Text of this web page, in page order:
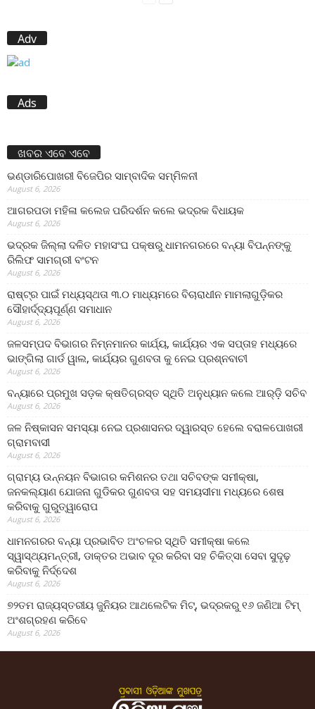
Adv
Ads
ଖବର ଏବେ ଏବେ
ଭଣ୍ଡାରିପୋଖରୀ ବିଜେପିର ସାମ୍ବାଦିକ ସମ୍ମିଳନୀ
August 6, 2026
ଆଗରପଡା ମହିଳା କଲେଜ ପରିଦର୍ଶନ କଲେ ଭଦ୍ରକ ବିଧାୟକ
August 6, 2026
ଭଦ୍ରକ ଜିଲ୍ଲା ଦଳିତ ମହାସଂଘ ପକ୍ଷରୁ ଧାମନଗରରେ ବନ୍ୟା ବିପନ୍ନଙ୍କୁ
ରିଲିଫ ସାମଗ୍ରୀ ବଂଟନ
August 6, 2026
ରାଷ୍ଟ୍ର ପାଇଁ ମଧ୍ୟସ୍ଥତା ୩.୦ ମାଧ୍ୟମରେ ବିଚାରାଧୀନ ମାମଲାଗୁଡ଼ିକର
ସୌହାର୍ଦ୍ଦ୍ୟପୂର୍ଣ୍ଣ ସମାଧାନ
August 6, 2026
ଜଳସମ୍ପଦ ବିଭାଗର ନିମ୍ନମାନର କାର୍ଯ୍ୟ, କାର୍ଯ୍ୟର ଏକ ସପ୍ତାହ ମଧ୍ୟରେ
ଭାଙ୍ଗିଲା ଗାର୍ଡ ୱାଲ, କାର୍ଯ୍ୟର ଗୁଣବତା କୁ ନେଇ ପ୍ରଶ୍ନବାଚୀ
August 6, 2026
ବନ୍ୟାରେ ପ୍ରମୁଖ ସଡ଼କ କ୍ଷତିଗ୍ରସ୍ତ ସ୍ଥିତି ଅନୁଧ୍ୟାନ କଲେ ଆର୍‌ଡ଼ି ସଚିବ
August 6, 2026
ଜଳ ନିଷ୍କାସନ ସମସ୍ୟା ନେଇ ପ୍ରଶାସନର ଦ୍ୱାରସ୍ତ ହେଲେ ବରାଳପୋଖରୀ
ଗ୍ରାମବାସୀ
August 6, 2026
ଗ୍ରାମ୍ୟ ଉନ୍ନୟନ ବିଭାଗର କମିଶନର ତଥା ସଚିବଙ୍କ ସମୀକ୍ଷା,
ଜନକଲ୍ୟାଣ ଯୋଜନା ଗୁଡିକର ଗୁଣବତା ସହ ସମୟସୀମା ମଧ୍ୟରେ ଶେଷ
କରିବାକୁ ଗୁରୁତ୍ୱାରୋପ
August 6, 2026
ଧାମନଗରର ବନ୍ୟା ପ୍ରଭାବିତ ଅଂଚଳର ସ୍ଥିତି ସମୀକ୍ଷା କଲେ
ସ୍ୱାସ୍ଥ୍ୟମନ୍ତ୍ରୀ, ଡାକ୍ତର ଅଭାବ ଦୂର କରିବା ସହ ଚିକିତ୍ସା ସେବା ସୁଦୃଢ଼
କରିବାକୁ ନିର୍ଦ୍ଦେଶ
August 6, 2026
୭୨ତମ ରାଜ୍ୟସ୍ତରୀୟ ଜୁନିୟର ଆଥଲେଟିକ ମିଟ୍‌, ଭଦ୍ରକରୁ ୧୬ ଜଣିଆ ଟିମ୍
ଅଂଶଗ୍ରହଣ କରିବେ
August 6, 2026